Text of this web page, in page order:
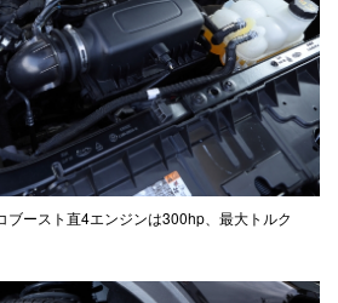
ースト直4エンジンは300hp、最大トルク